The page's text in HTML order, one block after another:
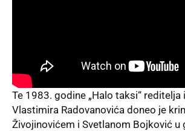
Te 1983. godine „Halo taksi“ reditelja
Vlastimira Radovanovića doneo je
Živojinovićem i Svetlanom Bojković u